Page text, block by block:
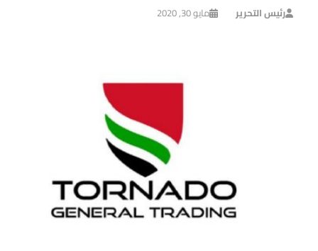
رئيس التحرير مايو 30, 2020